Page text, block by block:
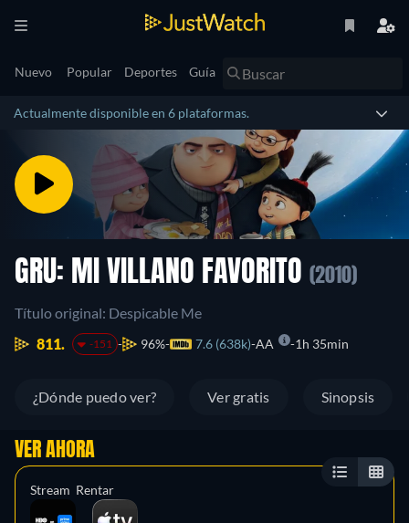
Nuevo Popular Deportes Guía
Actualmente disponible en 6 plataformas.
GRU: MI VILLANO FAVORITO (2010)
Título original: Despicable Me
811.
-151 96% 7.6 (638k) AA 1h 35min
¿Dónde puedo ver? Ver gratis Sinopsis
VER AHORA
Stream Rentar